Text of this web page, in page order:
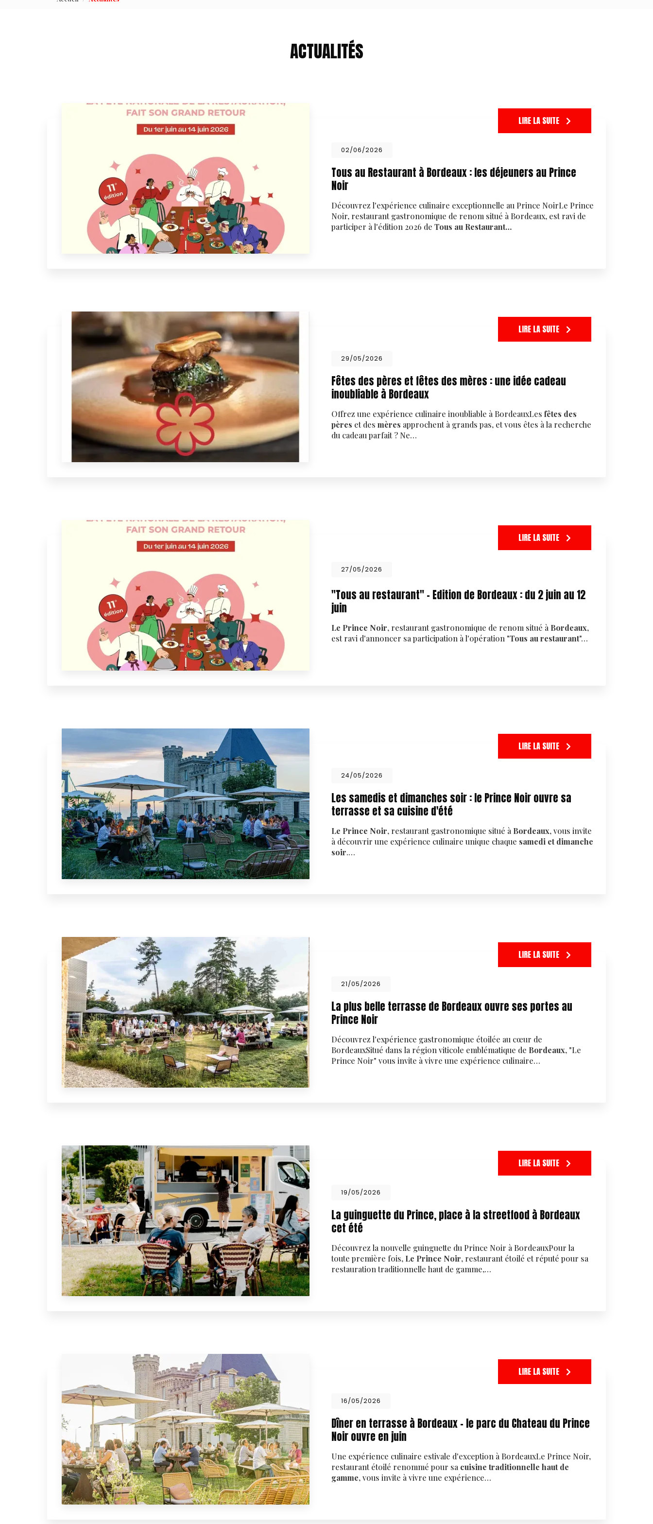
ACTUALITÉS
02/06/2026
Tous au Restaurant à Bordeaux : les déjeuners au Prince
Noir
Découvrez l'expérience culinaire exceptionnelle au Prince NoirLe Prince
Noir, restaurant gastronomique de renom situé à Bordeaux, est ravi de
participer à l'édition 2026 de Tous au Restaurant…
LIRE LA SUITE
29/05/2026
Fêtes des pères et fêtes des mères : une idée cadeau
inoubliable à Bordeaux
Offrez une expérience culinaire inoubliable à BordeauxLes fêtes des
pères et des mères approchent à grands pas, et vous êtes à la recherche
du cadeau parfait ? Ne…
LIRE LA SUITE
27/05/2026
"Tous au restaurant" - Edition de Bordeaux : du 2 juin au 12
juin
Le Prince Noir, restaurant gastronomique de renom situé à Bordeaux,
est ravi d'annoncer sa participation à l'opération "Tous au restaurant"…
LIRE LA SUITE
24/05/2026
Les samedis et dimanches soir : le Prince Noir ouvre sa
terrasse et sa cuisine d'été
Le Prince Noir, restaurant gastronomique situé à Bordeaux, vous invite
à découvrir une expérience culinaire unique chaque samedi et dimanche
soir.…
LIRE LA SUITE
21/05/2026
La plus belle terrasse de Bordeaux ouvre ses portes au
Prince Noir
Découvrez l'expérience gastronomique étoilée au cœur de
BordeauxSitué dans la région viticole emblématique de Bordeaux, "Le
Prince Noir" vous invite à vivre une expérience culinaire…
LIRE LA SUITE
19/05/2026
La guinguette du Prince, place à la streetfood à Bordeaux
cet été
Découvrez la nouvelle guinguette du Prince Noir à BordeauxPour la
toute première fois, Le Prince Noir, restaurant étoilé et réputé pour sa
restauration traditionnelle haut de gamme,…
LIRE LA SUITE
16/05/2026
Dîner en terrasse à Bordeaux - le parc du Chateau du Prince
Noir ouvre en juin
Une expérience culinaire estivale d'exception à BordeauxLe Prince Noir,
restaurant étoilé renommé pour sa cuisine traditionnelle haut de
gamme, vous invite à vivre une expérience…
LIRE LA SUITE